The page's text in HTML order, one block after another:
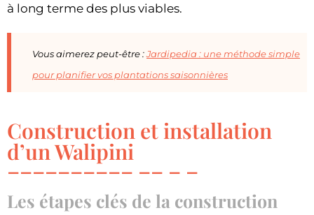
à long terme des plus viables.
Vous aimerez peut-être :Jardipedia : une méthode simple
pour planifier vos plantations saisonnières
Construction et installation
d’un Walipini
Les étapes clés de la construction